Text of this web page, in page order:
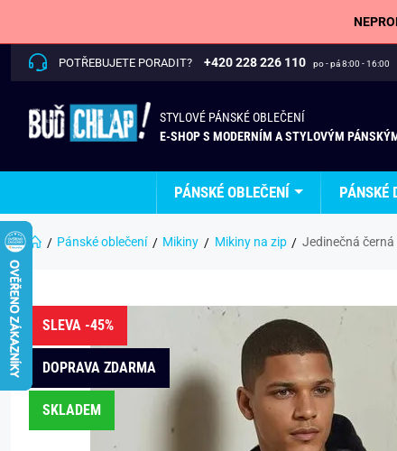
POTŘEBUJETE PORADIT? +420 228 226 110 po - pá 8:00 - 16:00
STYLOVÉ PÁNSKÉ OBLEČENÍ
E-SHOP S MODERNÍM A STYLOVÝM
PÁNSKÉ OBLEČENÍ PÁNSKÉ
Pánské oblečení Mikiny Mikiny na zip Jedinečná
SLEVA -45%
DOPRAVA ZDARMA
SKLADEM